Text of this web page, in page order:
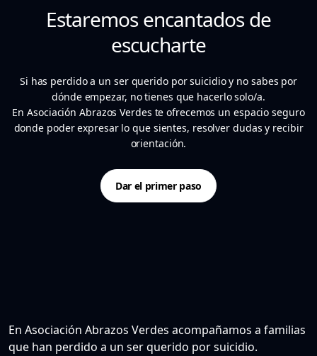
Estaremos encantados de
escucharte
Si has perdido a un ser querido por suicidio y no sabes por
dónde empezar, no tienes que hacerlo solo/a.
En Asociación Abrazos Verdes te ofrecemos un espacio seguro
donde poder expresar lo que sientes, resolver dudas y recibir
orientación.
Dar el primer paso
En Asociación Abrazos Verdes acompañamos a familias
que han perdido a un ser querido por suicidio.